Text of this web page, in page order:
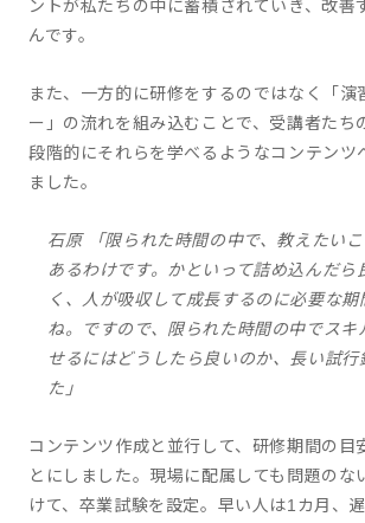
ントが私たちの中に蓄積されていき、改善
んです。
また、一方的に研修をするのではなく「演
ー」の流れを組み込むことで、受講者たち
段階的にそれらを学べるようなコンテンツ
ました。
石原 「限られた時間の中で、教えたい
あるわけです。かといって詰め込んだら
く、人が吸収して成長するのに必要な期
ね。ですので、限られた時間の中でスキ
せるにはどうしたら良いのか、長い試行
た」
コンテンツ作成と並行して、研修期間の目
とにしました。現場に配属しても問題のな
けて、卒業試験を設定。早い人は1カ月、